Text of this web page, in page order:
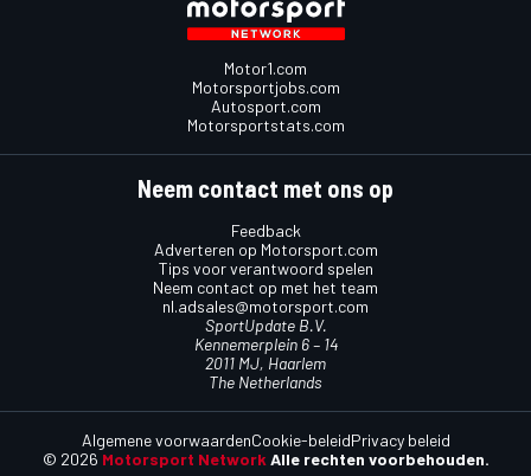
Motor1.com
Motorsportjobs.com
Autosport.com
Motorsportstats.com
Neem contact met ons op
Feedback
Adverteren op Motorsport.com
Tips voor verantwoord spelen
Neem contact op met het team
nl.adsales@motorsport.com
SportUpdate B.V.
Kennemerplein 6 – 14
2011 MJ, Haarlem
The Netherlands
© 2026 Motorsport Network Alle rechten voorbehouden.
Algemene voorwaardenCookie-beleidPrivacy beleid